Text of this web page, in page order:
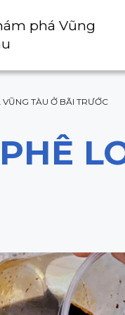
phá Vũng
TÀU Ở BÃI TRƯỚC